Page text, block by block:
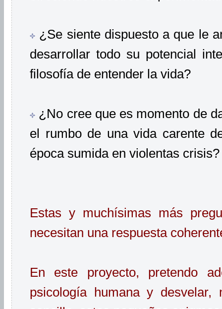
¿Se siente dispuesto a que le
desarrollar todo su potencial
filosofía de entender la vida?
¿No cree que es momento de
el rumbo de una vida carente
época sumida en violentas crisis?
Estas y muchísimas más
necesitan una respuesta
En este proyecto, pretendo
psicología humana y